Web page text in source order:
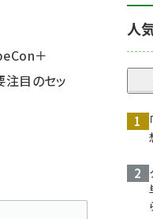
＋
目のセッ
人